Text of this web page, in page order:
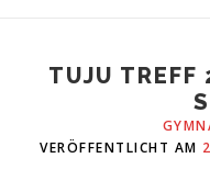
TUJU TREFF
VERÖFFENTLICHT AM